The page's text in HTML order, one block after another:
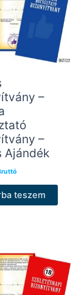
–
–
Ajándék
teszem